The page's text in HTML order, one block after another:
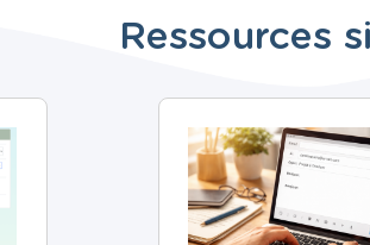
Ressources